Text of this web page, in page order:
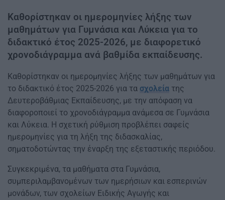
Καθορίστηκαν οι ημερομηνίες λήξης των
μαθημάτων για Γυμνάσια και Λύκεια για το
διδακτικό έτος 2025-2026, με διαφορετικό
χρονοδιάγραμμα ανά βαθμίδα εκπαίδευσης.
Καθορίστηκαν οι ημερομηνίες λήξης των μαθημάτων για
το διδακτικό έτος 2025-2026 για τα σχολεία της
Δευτεροβάθμιας Εκπαίδευσης, με την απόφαση να
διαφοροποιεί το χρονοδιάγραμμα ανάμεσα σε Γυμνάσια
και Λύκεια. Η σχετική ρύθμιση προβλέπει σαφείς
ημερομηνίες για τη λήξη της διδασκαλίας,
σηματοδοτώντας την έναρξη της εξεταστικής περιόδου.
Συγκεκριμένα, τα μαθήματα στα Γυμνάσια,
συμπεριλαμβανομένων των ημερήσιων και εσπερινών
μονάδων, των σχολείων Ειδικής Αγωγής και